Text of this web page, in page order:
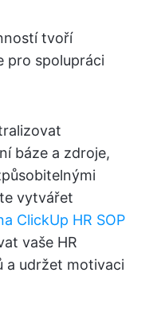
tvoří
pro spolupráci
báze a zdroje,
vytvářet
ClickUp HR SOP
vaše HR
a udržet motivaci